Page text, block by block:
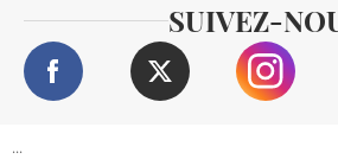
SUIVEZ-
...